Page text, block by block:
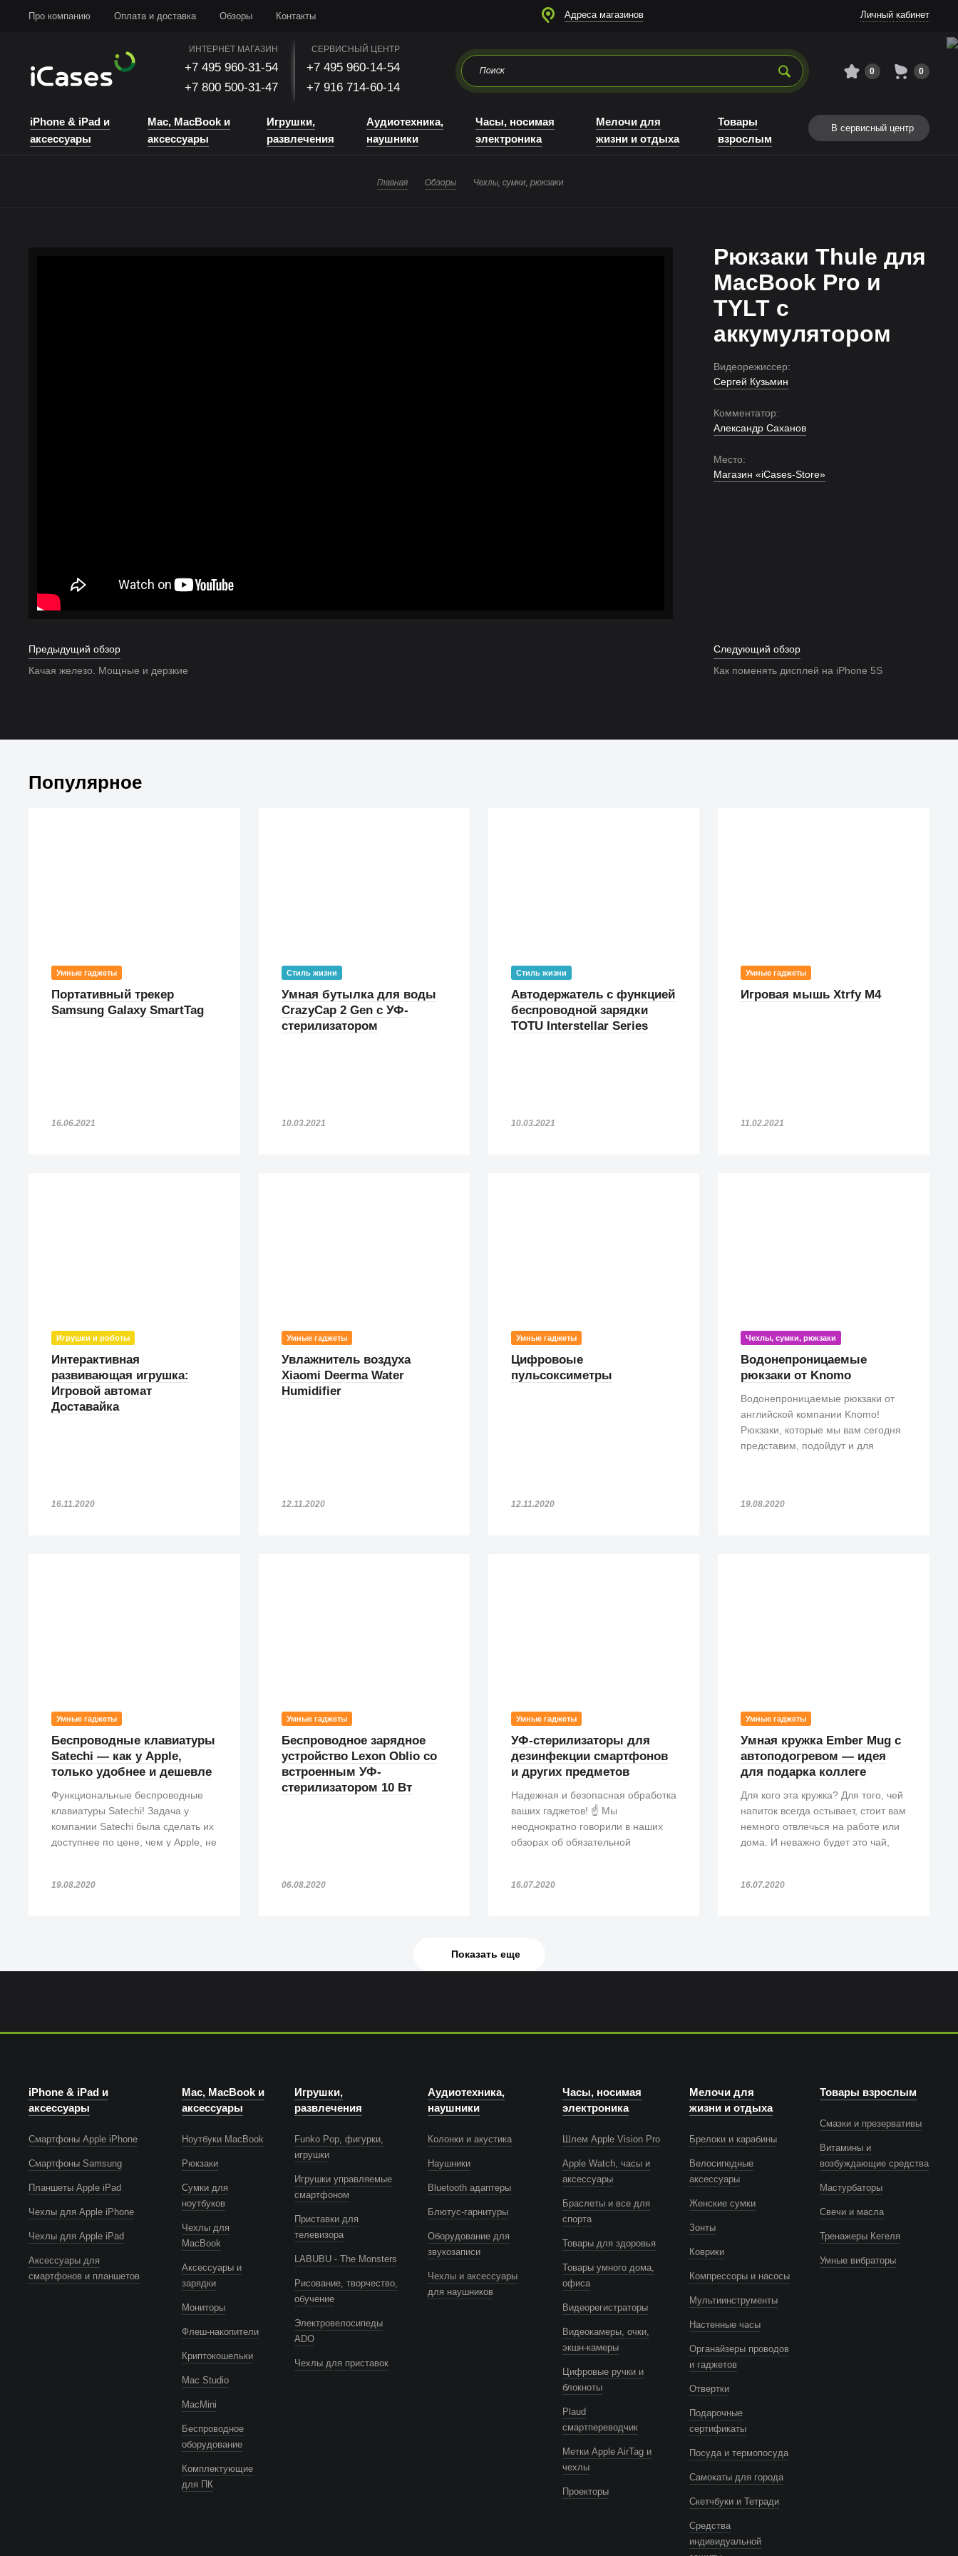
Про компанию Оплата и доставка Обзоры Контакты Адреса магазинов Личный кабинет
ИНТЕРНЕТ МАГАЗИН
+7 495 960-31-54
+7 800 500-31-47
СЕРВИСНЫЙ ЦЕНТР
+7 495 960-14-54
+7 916 714-60-14
0 0
iPhone & iPad и
аксессуары
Mac, MacBook и
аксессуары
Игрушки,
развлечения
Аудиотехника,
наушники
Часы, носимая
электроника
Мелочи для
жизни и отдыха
Товары
взрослым
В сервисный центр
Главная Обзоры Чехлы, сумки, рюкзаки
Рюкзаки Thule для
MacBook Pro и
TYLT с
аккумулятором
Видеорежиссер:
Сергей Кузьмин
Комментатор:
Александр Саханов
Место:
Магазин «iCases-Store»
Следующий обзор
Как поменять дисплей на iPhone 5S
Предыдущий обзор
Качая железо. Мощные и дерзкие
Популярное
Умные гаджеты
Портативный трекер
Samsung Galaxy SmartTag
16.06.2021
Стиль жизни
Умная бутылка для воды
CrazyCap 2 Gen с УФ-
стерилизатором
10.03.2021
Стиль жизни
Автодержатель с функцией
беспроводной зарядки
TOTU Interstellar Series
10.03.2021
Умные гаджеты
Игровая мышь Xtrfy M4
11.02.2021
Игрушки и роботы
Интерактивная
развивающая игрушка:
Игровой автомат
Доставайка
16.11.2020
Умные гаджеты
Увлажнитель воздуха
Xiaomi Deerma Water
Humidifier
12.11.2020
Умные гаджеты
Цифровоые
пульсоксиметры
12.11.2020
Чехлы, сумки, рюкзаки
Водонепроницаемые
рюкзаки от Knomo
Водонепроницаемые рюкзаки от
английской компании Knomo!
Рюкзаки, которые мы вам сегодня
представим, подойдут и для
дождь!
19.08.2020
Умные гаджеты
Беспроводные клавиатуры
Satechi — как у Apple,
только удобнее и дешевле
Функциональные беспроводные
клавиатуры Satechi! Задача у
компании Satechi была сделать их
доступнее по цене, чем у Apple, не
получилось!
19.08.2020
Умные гаджеты
Беспроводное зарядное
устройство Lexon Oblio со
встроенным УФ-
стерилизатором 10 Вт
06.08.2020
Умные гаджеты
УФ-стерилизаторы для
дезинфекции смартфонов
и других предметов
Надежная и безопасная обработка
ваших гаджетов! ☝️ Мы
неоднократно говорили в наших
обзорах об обязательной
мест.
16.07.2020
Умные гаджеты
Умная кружка Ember Mug с
автоподогревом — идея
для подарка коллеге
Для кого эта кружка? Для того, чей
напиток всегда остывает, стоит вам
немного отвлечься на работе или
дома. И неважно будет это чай,
16.07.2020
Показать еще
iPhone & iPad и
аксессуары
Смартфоны Apple iPhone
Смартфоны Samsung
Планшеты Apple iPad
Чехлы для Apple iPhone
Чехлы для Apple iPad
Аксессуары для
смартфонов и планшетов
Mac, MacBook и
аксессуары
Ноутбуки MacBook
Рюкзаки
Сумки для
ноутбуков
Чехлы для
MacBook
Аксессуары и
зарядки
Мониторы
Флеш-накопители
Криптокошельки
Mac Studio
MacMini
Беспроводное
оборудование
Комплектующие
для ПК
Игрушки,
развлечения
Funko Pop, фигурки,
игрушки
Игрушки управляемые
смартфоном
Приставки для
телевизора
LABUBU - The Monsters
Рисование, творчество,
обучение
Электровелосипеды
ADO
Чехлы для приставок
Аудиотехника,
наушники
Колонки и акустика
Наушники
Bluetooth адаптеры
Блютус-гарнитуры
Оборудование для
звукозаписи
Чехлы и аксессуары
для наушников
Часы, носимая
электроника
Шлем Apple Vision Pro
Apple Watch, часы и
аксессуары
Браслеты и все для
спорта
Товары для здоровья
Товары умного дома,
офиса
Видеорегистраторы
Видеокамеры, очки,
экшн-камеры
Цифровые ручки и
блокноты
Plaud
смартпереводчик
Метки Apple AirTag и
чехлы
Проекторы
Мелочи для
жизни и отдыха
Брелоки и карабины
Велосипедные
аксессуары
Женские сумки
Зонты
Коврики
Компрессоры и насосы
Мультиинструменты
Настенные часы
Органайзеры проводов
и гаджетов
Отвертки
Подарочные
сертификаты
Посуда и термопосуда
Самокаты для города
Скетчбуки и Тетради
Средства
индивидуальной
Товары взрослым
Смазки и презервативы
Витамины и
возбуждающие средства
Мастурбаторы
Свечи и масла
Тренажеры Кегеля
Умные вибраторы